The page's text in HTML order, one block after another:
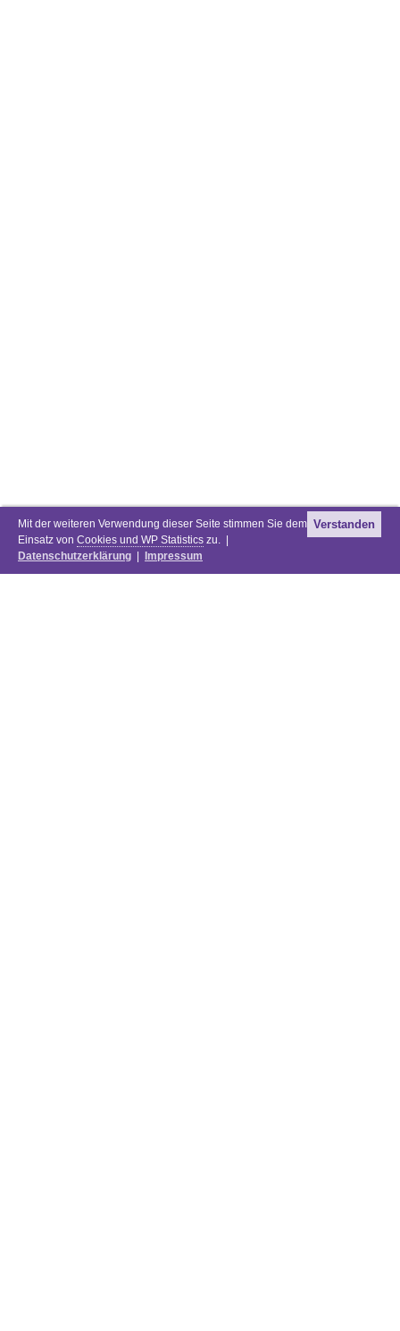
Mit der weiteren Verwendung dieser Seite stimmen Sie dem
Einsatz von Cookies und WP Statistics zu. |
Datenschutzerklärung
Impressum
Verstanden